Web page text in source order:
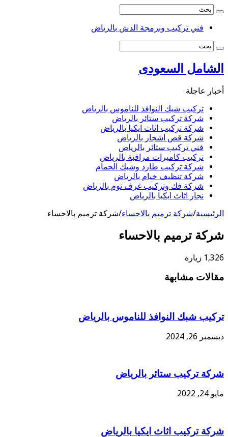
فني تركيب وبرمجة الدش بالرياض
الشامل السعودى
أخبار عاجلة
تركيب شبك النوافذ للناموس بالرياض
شركة تركيب ستائر بالرياض
شركة تركيب اثاث ايكيا بالرياض
شركة قص اشجار بالرياض
فني تركيب ستائر بالرياض
تركيب كاميرات مراقبة بالرياض
شركة تركيب طارد وشبك الحمام
شركة تنظيف خيام بالرياض
شركة فك وتركيب غرف نوم بالرياض
نجار اثاث ايكيا بالرياض
الرئيسية/شركة ترميم بالاحساء/شركة ترميم بالاحساء
شركة ترميم بالاحساء
1,326 زيارة
مقالات مشابهة
تركيب شبك النوافذ للناموس بالرياض
ديسمبر 26, 2024
شركة تركيب ستائر بالرياض
مايو 24, 2022
شركة تركيب اثاث ايكيا بالرياض